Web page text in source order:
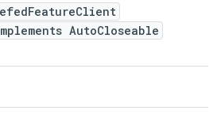
AutoCloseable